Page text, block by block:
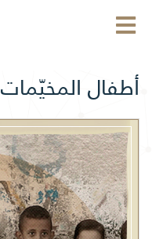
أطفال المخيّمات